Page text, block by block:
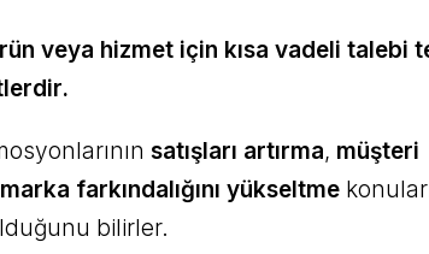
veya hizmet için kısa vadeli talebi
satışları artırma, müşteri
marka farkındalığını yükseltme
bilirler.